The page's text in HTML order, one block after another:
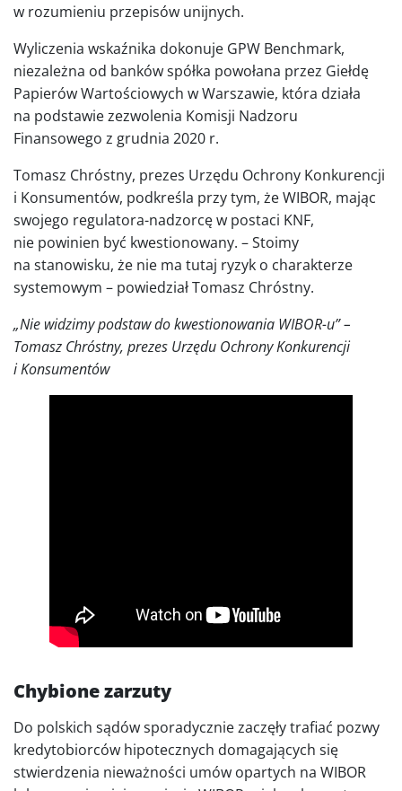
w rozumieniu przepisów unijnych.
Wyliczenia wskaźnika dokonuje GPW Benchmark,
niezależna od banków spółka powołana przez Giełdę
Papierów Wartościowych w Warszawie, która działa
na podstawie zezwolenia Komisji Nadzoru
Finansowego z grudnia 2020 r.
Tomasz Chróstny, prezes Urzędu Ochrony Konkurencji
i Konsumentów, podkreśla przy tym, że WIBOR, mając
swojego regulatora-nadzorcę w postaci KNF,
nie powinien być kwestionowany. – Stoimy
na stanowisku, że nie ma tutaj ryzyk o charakterze
systemowym – powiedział Tomasz Chróstny.
„Nie widzimy podstaw do kwestionowania WIBOR-u” –
Tomasz Chróstny, prezes Urzędu Ochrony Konkurencji
i Konsumentów
Chybione zarzuty
Do polskich sądów sporadycznie zaczęły trafiać pozwy
kredytobiorców hipotecznych domagających się
stwierdzenia nieważności umów opartych na WIBOR